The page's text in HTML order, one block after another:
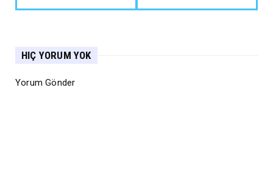
HIÇ YORUM YOK
Yorum Gönder